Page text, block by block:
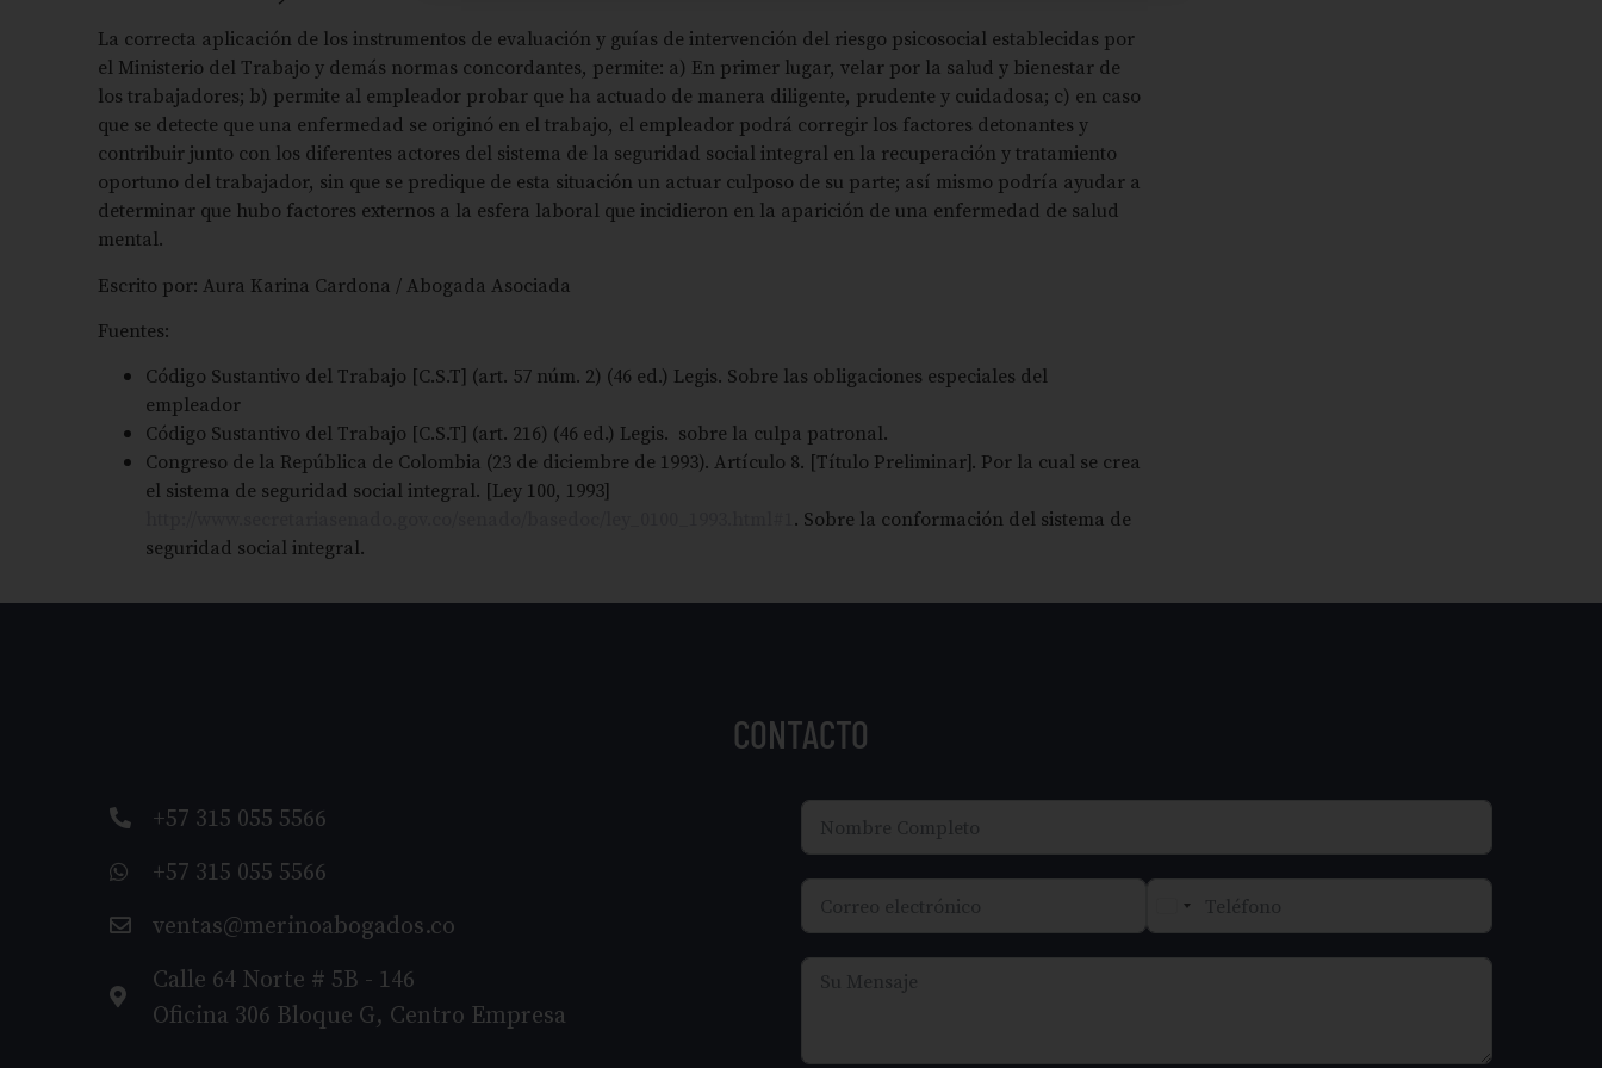
La correcta aplicación de los instrumentos de evaluación y guías de intervención del riesgo psicosocial establecidas por
el Ministerio del Trabajo y demás normas concordantes, permite: a) En primer lugar, velar por la salud y bienestar de
los trabajadores; b) permite al empleador probar que ha actuado de manera diligente, prudente y cuidadosa; c) en caso
que se detecte que una enfermedad se originó en el trabajo, el empleador podrá corregir los factores detonantes y
contribuir junto con los diferentes actores del sistema de la seguridad social integral en la recuperación y tratamiento
oportuno del trabajador, sin que se predique de esta situación un actuar culposo de su parte; así mismo podría ayudar a
determinar que hubo factores externos a la esfera laboral que incidieron en la aparición de una enfermedad de salud
mental.
Escrito por: Aura Karina Cardona / Abogada Asociada
Fuentes:
Código Sustantivo del Trabajo [C.S.T] (art. 57 núm. 2) (46 ed.) Legis. Sobre las obligaciones especiales del
empleador
Código Sustantivo del Trabajo [C.S.T] (art. 216) (46 ed.) Legis. sobre la culpa patronal.
Congreso de la República de Colombia (23 de diciembre de 1993). Artículo 8. [Título Preliminar]. Por la cual se crea
el sistema de seguridad social integral. [Ley 100, 1993]
. Sobre la conformación del sistema de
seguridad social integral.
CONTACTO
+57 315 055 5566
+57 315 055 5566
ventas@merinoabogados.co
Calle 64 Norte # 5B - 146
Oficina 306 Bloque G, Centro Empresa